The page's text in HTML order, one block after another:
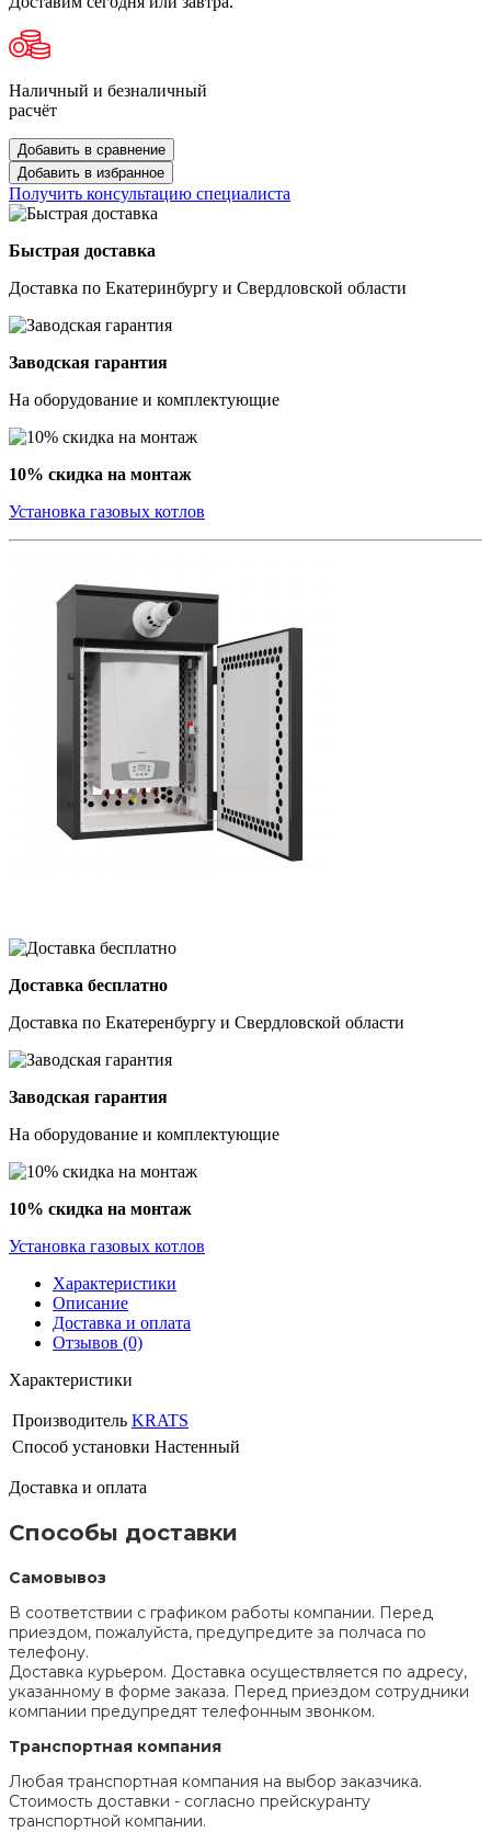
Наличный и безналичный
расчёт
Добавить в сравнение
Добавить в избранное
Получить консультацию специалиста
Быстрая доставка
Доставка по Екатеринбургу и Свердловской области
Заводская гарантия
На оборудование и комплектующие
10% скидка на монтаж
Установка газовых котлов
Доставка бесплатно
Доставка по Екатеренбургу и Свердловской области
Заводская гарантия
На оборудование и комплектующие
10% скидка на монтаж
Установка газовых котлов
Характеристики
Описание
Доставка и оплата
Отзывов (0)
Характеристики
Производитель KRATS
Способ установки Настенный
Доставка и оплата
Способы доставки
Самовывоз
В соответствии с графиком работы компании. Перед
приездом, пожалуйста, предупредите за полчаса по
телефону.
Доставка курьером. Доставка осуществляется по адресу,
указанному в форме заказа. Перед приездом сотрудники
компании предупредят телефонным звонком.
Транспортная компания
Любая транспортная компания на выбор заказчика.
Стоимость доставки - согласно прейскуранту
транспортной компании.